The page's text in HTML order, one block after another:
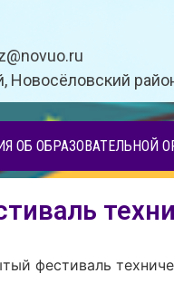
Новосёловский
ОБ ОБРАЗОВАТЕЛЬНОЙ
фестиваль